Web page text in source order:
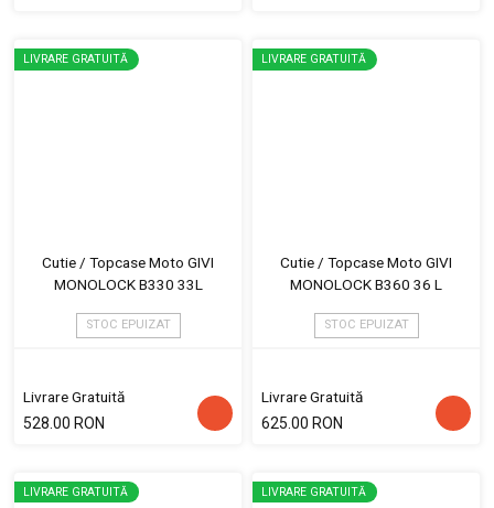
LIVRARE GRATUITĂ
Cutie / Topcase Moto GIVI
MONOLOCK B330 33L
STOC EPUIZAT
Livrare Gratuită
528.00 RON
LIVRARE GRATUITĂ
Cutie / Topcase Moto GIVI
MONOLOCK B360 36 L
STOC EPUIZAT
Livrare Gratuită
625.00 RON
LIVRARE GRATUITĂ LIVRARE GRATUITĂ